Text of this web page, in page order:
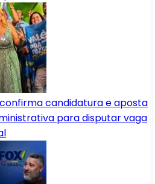
candidatura e aposta
para disputar vaga